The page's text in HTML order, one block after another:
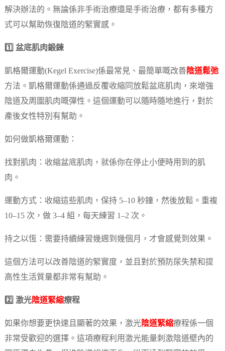
解決辦法的。無論係非手術治療還是手術治療，都有多種方
式可以幫助恢復陰道的緊實感。
1️⃣ 盆底肌肉鍛鍊
凱格爾運動(Kegel Exercise)係最常見、最簡單嘅改善陰道鬆弛
方法。凱格爾運動係通過反覆收縮同放鬆盆底肌肉，來增強
陰道及周圍肌肉嘅彈性。這個運動可以隨時隨地進行，對於
產後女性特別有幫助。
如何做凱格爾運動：
找對肌肉：收縮盆底肌肉，就係你在停止小便時用到的肌
肉。
運動方式：收縮這些肌肉，保持 5–10 秒鐘，然後放鬆。重複
10–15 次，做 3–4 組，每天練習 1–2 次。
持之以恆：需要持續練習幾週到幾個月，才會感覺到效果。
這個方法可以改善陰道的緊實度，並且對於預防尿失禁和提
高性生活質量都非常有幫助。
2️⃣ 激光陰道緊縮療程
如果你想要更快速且顯著的效果，激光陰道緊縮療程係一個
非常受歡迎的選擇。這項療程利用激光能量刺激陰道壁內的